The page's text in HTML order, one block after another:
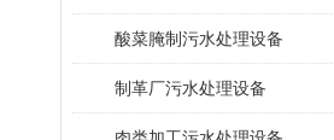
酸菜腌制污水处理设备
制革厂污水处理设备